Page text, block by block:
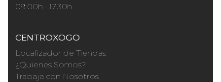
09.00h · 17.30h
CENTROXOGO
Localizador de Tiendas
¿Quienes Somos?
Trabaja con Nosotros